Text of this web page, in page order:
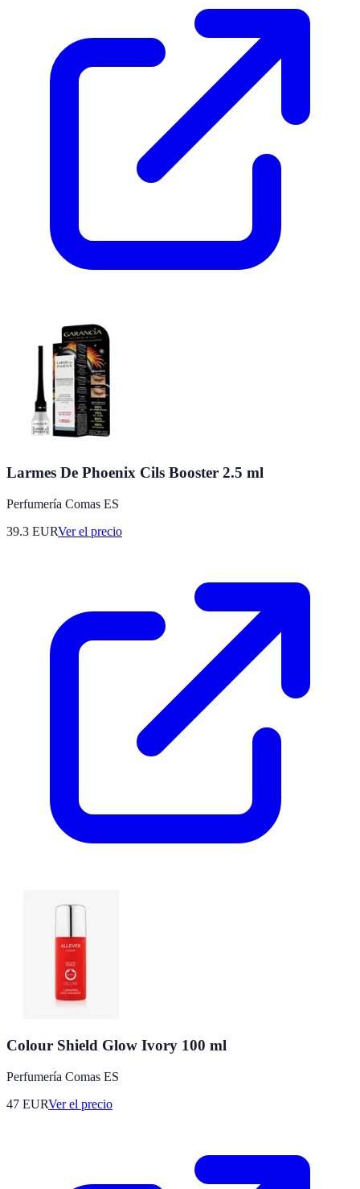
Larmes De Phoenix Cils Booster 2.5 ml
Perfumería Comas ES
39.3 EURVer el precio
Colour Shield Glow Ivory 100 ml
Perfumería Comas ES
47 EURVer el precio